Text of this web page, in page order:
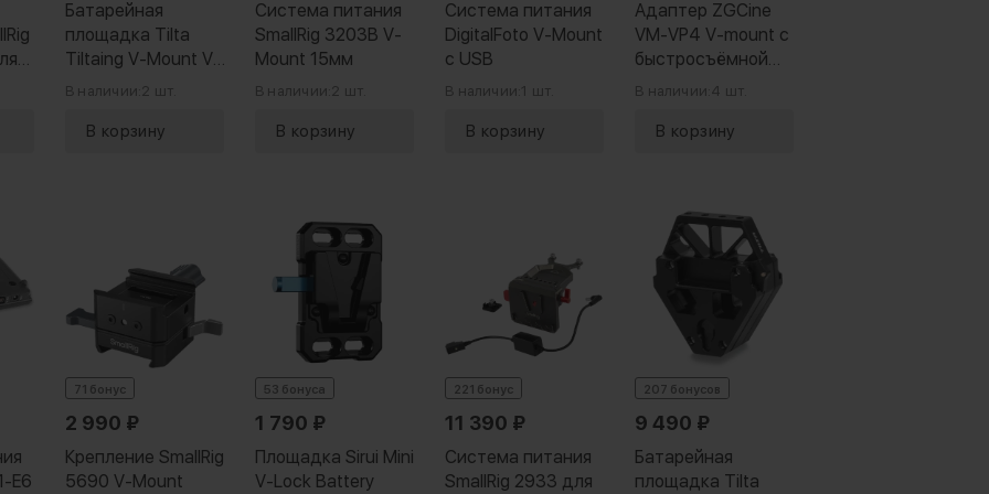
Батарейная
площадка Tilta
Tiltaing V-Mount V2
(Tilta Gray)
В наличии: 2 шт.
Система питания
SmallRig 3203B V-
Mount 15мм
В наличии: 2 шт.
Система питания
DigitalFoto V-Mount
с USB
В наличии: 1 шт.
Адаптер ZGCine
VM-VP4 V-mount с
быстросъёмной
площадкой
В наличии: 4 шт.
E6
71 бонус
2 990 ₽
Крепление SmallRig
5690 V-Mount
53 бонуса
1 790 ₽
Площадка Sirui Mini
V-Lock Battery
221 бонус
11 390 ₽
Система питания
SmallRig 2933 для
207 бонусов
9 490 ₽
Батарейная
площадка Tilta